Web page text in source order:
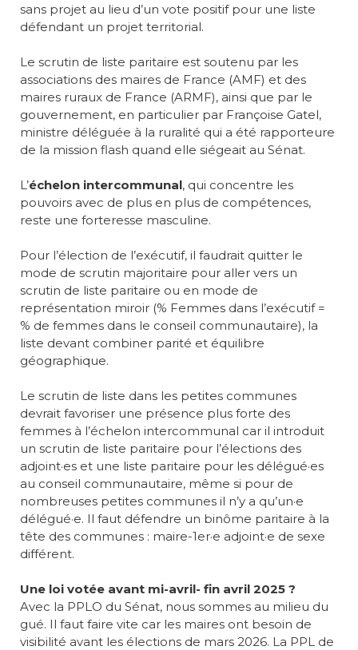
sans projet au lieu d’un vote positif pour une liste
défendant un projet territorial.
Le scrutin de liste paritaire est soutenu par les
associations des maires de France (AMF) et des
maires ruraux de France (ARMF), ainsi que par le
gouvernement, en particulier par Françoise Gatel,
ministre déléguée à la ruralité qui a été rapporteure
de la mission flash quand elle siégeait au Sénat.
L’échelon intercommunal, qui concentre les
pouvoirs avec de plus en plus de compétences,
reste une forteresse masculine.
Pour l’élection de l’exécutif, il faudrait quitter le
mode de scrutin majoritaire pour aller vers un
scrutin de liste paritaire ou en mode de
représentation miroir (% Femmes dans l’exécutif =
% de femmes dans le conseil communautaire), la
liste devant combiner parité et équilibre
géographique.
Le scrutin de liste dans les petites communes
devrait favoriser une présence plus forte des
femmes à l’échelon intercommunal car il introduit
un scrutin de liste paritaire pour l’élections des
adjoint·es et une liste paritaire pour les délégué·es
au conseil communautaire, même si pour de
nombreuses petites communes il n’y a qu’un·e
délégué·e. Il faut défendre un binôme paritaire à la
tête des communes : maire-1er·e adjoint·e de sexe
différent.
Une loi votée avant mi-avril- fin avril 2025 ?
Avec la PPLO du Sénat, nous sommes au milieu du
gué. Il faut faire vite car les maires ont besoin de
visibilité avant les élections de mars 2026. La PPL de